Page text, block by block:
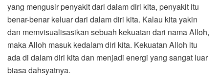
yang mengusir penyakit dari dalam diri kita, penyakit itu
benar-benar keluar dari dalam diri kita. Kalau kita yakin
dan memvisualisasikan sebuah kekuatan dari nama Alloh,
maka Alloh masuk kedalam diri kita. Kekuatan Alloh itu
ada di dalam diri kita dan menjadi energi yang sangat luar
biasa dahsyatnya.